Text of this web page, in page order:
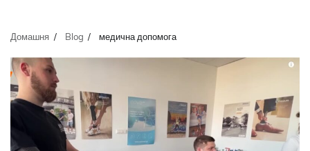
Домашня Blog медична допомога